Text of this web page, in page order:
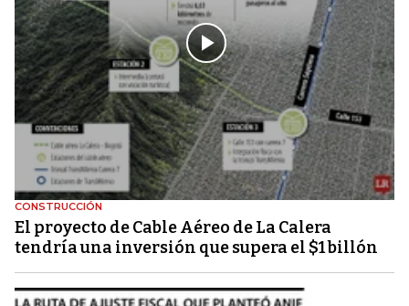
CONSTRUCCIÓN
El proyecto de Cable Aéreo de La Calera
tendría una inversión que supera el $1 billón